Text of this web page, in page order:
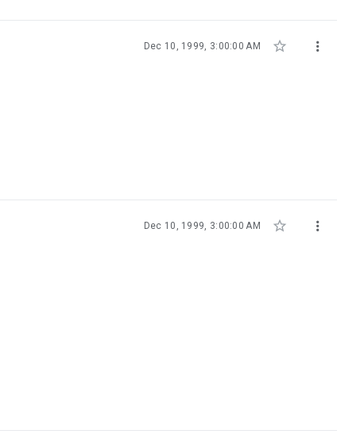
Dec 10, 1999, 3:00:00 AM  
Dec 10, 1999, 3:00:00 AM  